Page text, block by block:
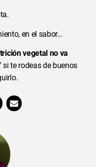
en el sabor…
vegetal no va
si te rodeas de buenos